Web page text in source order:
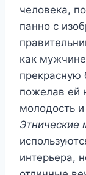
человека,
панно с
как
пожелав ей
молодость и
Этнические
интерьера,